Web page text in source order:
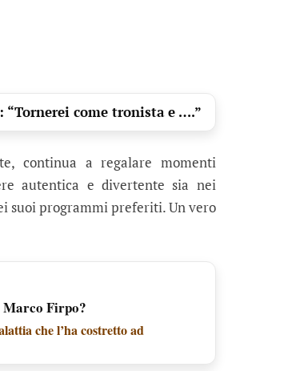
“Tornerei come tronista e ….”
continua a regalare momenti
autentica e divertente sia nei
suoi programmi preferiti. Un vero
Marco Firpo?
che l’ha costretto ad